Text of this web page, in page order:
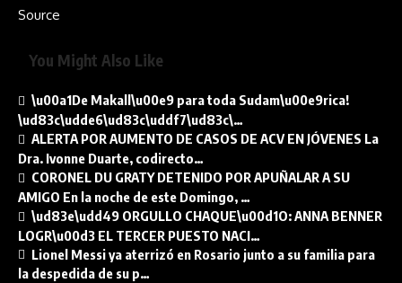
Source
You Might Also Like
\u00a1De Makall\u00e9 para toda Sudam\u00e9rica!
\ud83c\udde6\ud83c\uddf7\ud83c\…
ALERTA POR AUMENTO DE CASOS DE ACV EN JÓVENES La
Dra. Ivonne Duarte, codirecto…
CORONEL DU GRATY DETENIDO POR APUÑALAR A SU
AMIGO En la noche de este Domingo, …
\ud83e\udd49 ORGULLO CHAQUE\u00d1O: ANNA BENNER
LOGR\u00d3 EL TERCER PUESTO NACI…
Lionel Messi ya aterrizó en Rosario junto a su familia para
la despedida de su p…